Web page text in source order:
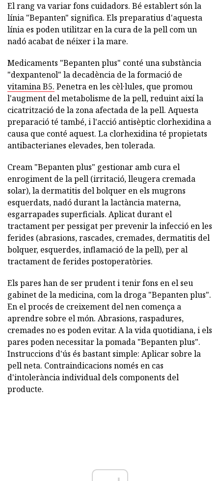
El rang va variar fons cuidadors. Bé establert són la
línia "Bepanten" significa. Els preparatius d'aquesta
línia es poden utilitzar en la cura de la pell com un
nadó acabat de néixer i la mare.
Medicaments "Bepanten plus" conté una substància
"dexpantenol" la decadència de la formació de
vitamina B5. Penetra en les cèl·lules, que promou
l'augment del metabolisme de la pell, reduint així la
cicatrització de la zona afectada de la pell. Aquesta
preparació té també, i l'acció antisèptic clorhexidina a
causa que conté aquest. La clorhexidina té propietats
antibacterianes elevades, ben tolerada.
Cream "Bepanten plus" gestionar amb cura el
enrogiment de la pell (irritació, lleugera cremada
solar), la dermatitis del bolquer en els mugrons
esquerdats, nadó durant la lactància materna,
esgarrapades superficials. Aplicat durant el
tractament per pessigat per prevenir la infecció en les
ferides (abrasions, rascades, cremades, dermatitis del
bolquer, esquerdes, inflamació de la pell), per al
tractament de ferides postoperatòries.
Els pares han de ser prudent i tenir fons en el seu
gabinet de la medicina, com la droga "Bepanten plus".
En el procés de creixement del nen comença a
aprendre sobre el món. Abrasions, raspadures,
cremades no es poden evitar. A la vida quotidiana, i els
pares poden necessitar la pomada "Bepanten plus".
Instruccions d'ús és bastant simple: Aplicar sobre la
pell neta. Contraindicacions només en cas
d'intolerància individual dels components del
producte.